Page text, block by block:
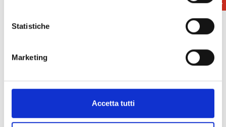
Statistiche
Marketing
Accetta tutti